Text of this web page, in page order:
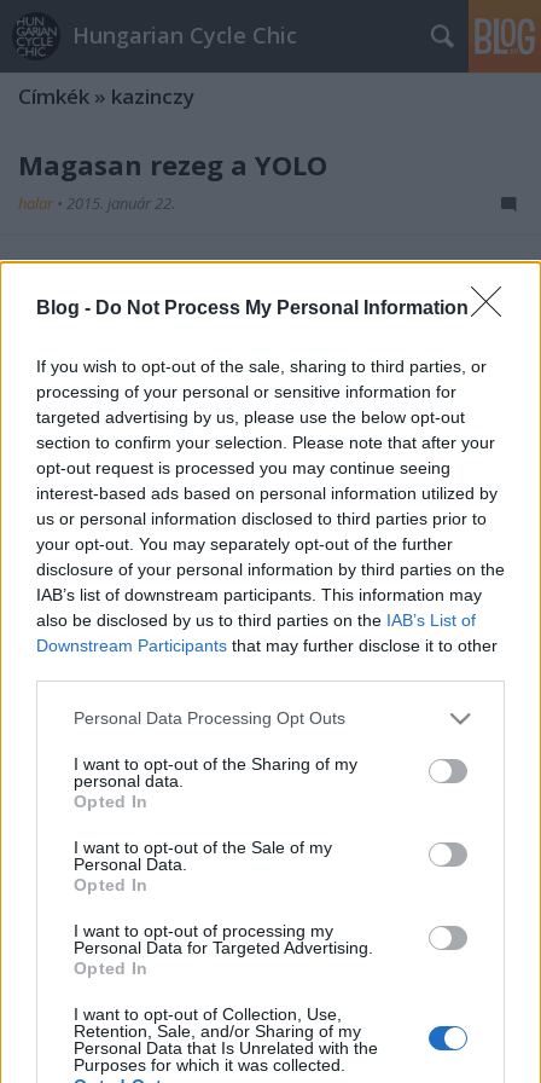
Blog - Do Not Process My Personal Information
If you wish to opt-out of the sale, sharing to third parties, or
processing of your personal or sensitive information for
targeted advertising by us, please use the below opt-out
section to confirm your selection. Please note that after your
opt-out request is processed you may continue seeing
interest-based ads based on personal information utilized by
us or personal information disclosed to third parties prior to
your opt-out. You may separately opt-out of the further
disclosure of your personal information by third parties on the
IAB’s list of downstream participants. This information may
also be disclosed by us to third parties on the IAB’s List of
Downstream Participants that may further disclose it to other
Please note that this website/app uses one or more Google
not limited to your visit or usage behaviour. You may click to
grant or deny consent to Google and its third-party tags to
use your data for below specified purposes in below Google
consent section.
Personal Data Processing Opt Outs
I want to opt-out of the Sharing of my
personal data.
Opted In
I want to opt-out of the Sale of my
Personal Data.
Opted In
I want to opt-out of processing my
Personal Data for Targeted Advertising.
Opted In
I want to opt-out of Collection, Use,
Retention, Sale, and/or Sharing of my
Personal Data that Is Unrelated with the
Purposes for which it was collected.
Hungarian Cycle Chic
Címkék » kazinczy
Magasan rezeg a YOLO
halar • 2015. január 22.
Furcsa lények a Kazinczy utcában, már csütörtök
este. Mi ez, ha nem a bulinegyed magasan rezgő
YOLO faktorának biztos jele? Ha tetszett a poszt,
Nyárias vidámság a Kazinczy
utcában
halar•2013. október 28.
Eszter, a "fashionista testbe született humorista" egy
ragyogó napsütésben pompázó bringás outfit
bejegyzéssel nyitotta október utolsó hetét a
Wardrobe Reports blogon. A fotókat Karczag Dániel
készítette. Különösen piros pontos a poszt, amiért
sikerült a bulinegyed…
Cycle Chic bloggerek Budapesten
2012. október 03.
Szeptember 22 környékén nálunk "konferenciázott"
a Cycle Chic Republic 6 különböző városának
helyeket, a Csepeltől kapott szuper bicajokon.
Természetesen a RIDE THE CATWALK street fashion
bemutató volt nekik is a csúcs.…
Túlélési technikák: az éjszaka